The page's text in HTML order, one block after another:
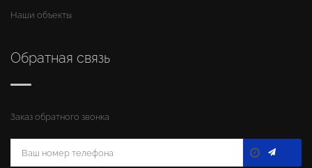
Наши объекты
Обратная связь
Заказ обратного звонка